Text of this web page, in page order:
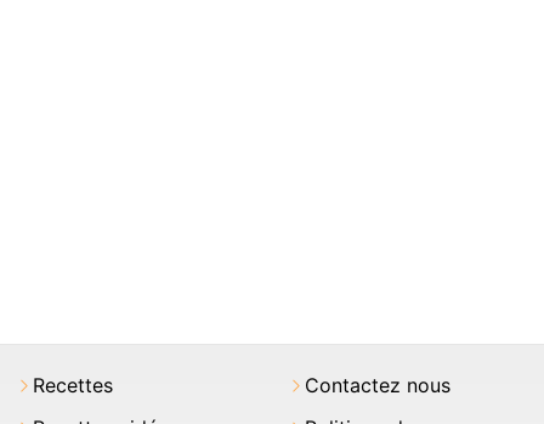
Recettes
Contactez nous